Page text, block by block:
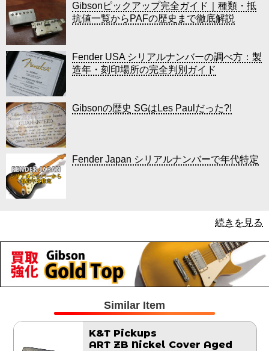
Gibsonピックアップ完全ガイド｜種類・抵
抗値一覧からPAFの歴史まで徹底解説
Fender USA シリアルナンバーの調べ方：製
造年・刻印場所の完全判別ガイド
Gibsonの歴史 SGはLes Paulだった?!
Fender Japan シリアルナンバーで年代特定
続きを見る
Similar Item
K&T Pickups
ART ZB Nickel Cover Aged